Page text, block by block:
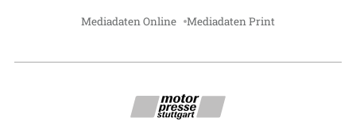
Mediadaten Online Mediadaten Print